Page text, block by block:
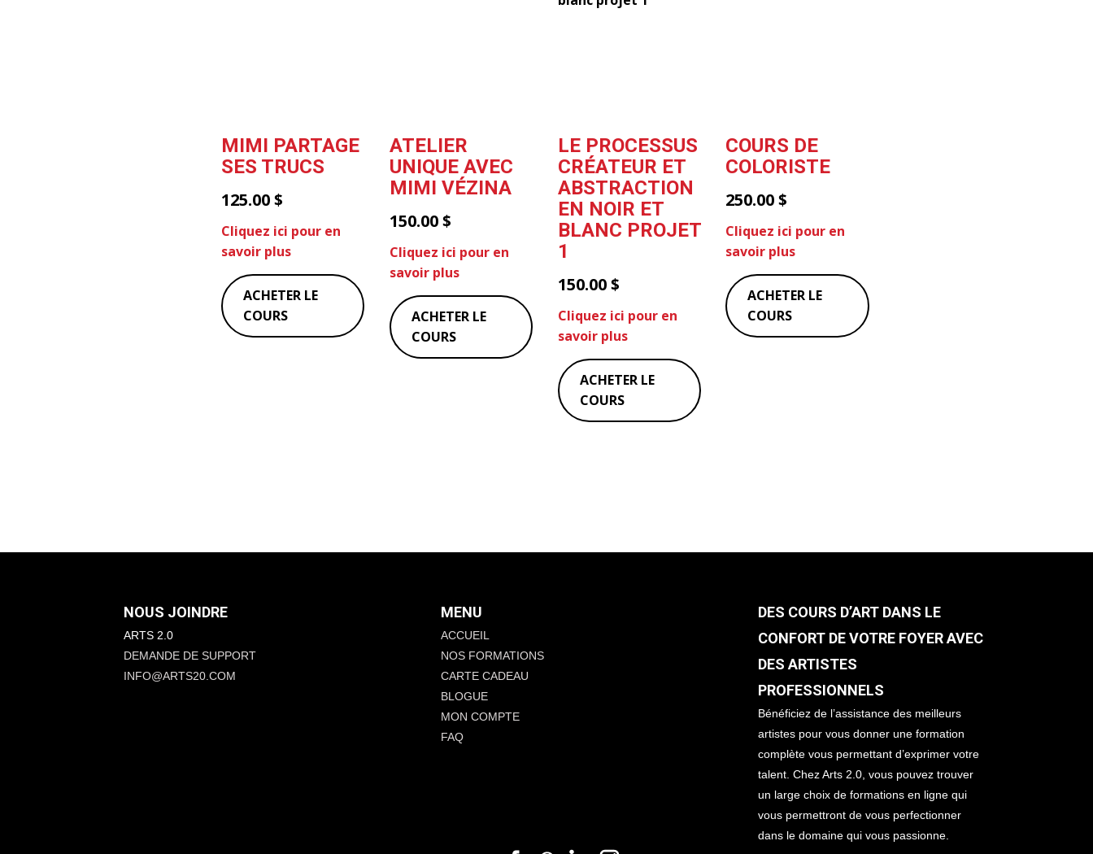
MIMI PARTAGE
SES TRUCS
125.00$
Cliquez ici pour en
savoir plus
ACHETER LE
COURS
ATELIER
UNIQUE AVEC
MIMI VÉZINA
150.00$
Cliquez ici pour en
savoir plus
ACHETER LE
COURS
LE PROCESSUS
CRÉATEUR ET
ABSTRACTION
EN NOIR ET
BLANC PROJET
1
150.00$
Cliquez ici pour en
savoir plus
ACHETER LE
COURS
COURS DE
COLORISTE
250.00$
Cliquez ici pour en
savoir plus
ACHETER LE
COURS
NOUS JOINDRE
ARTS 2.0
DEMANDE DE SUPPORT
INFO@ARTS20.COM
MENU
ACCUEIL
NOS FORMATIONS
CARTE CADEAU
BLOGUE
MON COMPTE
FAQ
DES COURS D’ART DANS LE
CONFORT DE VOTRE FOYER AVEC
DES ARTISTES
PROFESSIONNELS
Bénéficiez de l’assistance des meilleurs
artistes pour vous donner une formation
complète vous permettant d’exprimer votre
talent. Chez Arts 2.0, vous pouvez trouver
un large choix de formations en ligne qui
vous permettront de vous perfectionner
dans le domaine qui vous passionne.